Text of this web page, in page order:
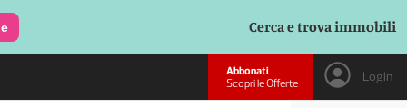
Cerca e trova immobili
Abbonati
Scopri le Offerte
Login